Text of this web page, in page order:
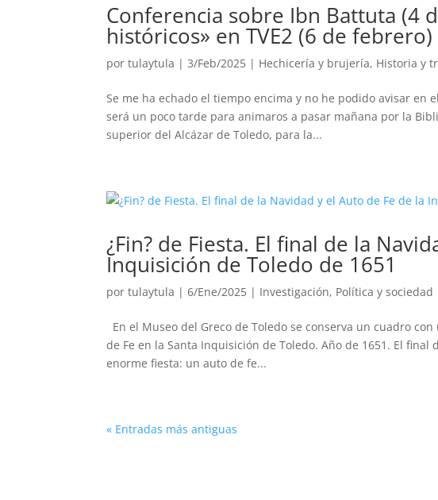
Conferencia sobre Ibn Battuta (4
históricos» en TVE2 (6 de febrero)
portulaytula |3/Feb/2025 | Hechicería y brujería, Historia y
Se me ha echado el tiempo encima y no he podido avisar en
será un poco tarde para animaros a pasar mañana por la
superior del Alcázar de Toledo, para la...
¿Fin? de Fiesta. El final de la
Inquisición de Toledo de 1651
portulaytula |6/Ene/2025 | Investigación, Política y sociedad
En el Museo del Greco de Toledo se conserva un cuadro
de Fe en la Santa Inquisición de Toledo. Año de 1651. El
enorme fiesta: un auto de fe...
« Entradas más antiguas